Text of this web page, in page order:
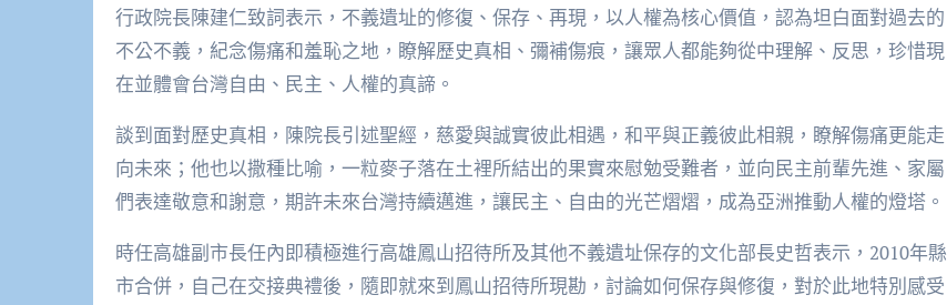
行政院長陳建仁致詞表示，不義遺址的修復、保存、再現，以人權為核心價值，認為坦白面對過去的
不公不義，紀念傷痛和羞恥之地，瞭解歷史真相、彌補傷痕，讓眾人都能夠從中理解、反思，珍惜現
在並體會台灣自由、民主、人權的真諦。
談到面對歷史真相，陳院長引述聖經，慈愛與誠實彼此相遇，和平與正義彼此相親，瞭解傷痛更能走
向未來；他也以撒種比喻，一粒麥子落在土裡所結出的果實來慰勉受難者，並向民主前輩先進、家屬
們表達敬意和謝意，期許未來台灣持續邁進，讓民主、自由的光芒熠熠，成為亞洲推動人權的燈塔。
時任高雄副市長任內即積極進行高雄鳳山招待所及其他不義遺址保存的文化部長史哲表示，2010年縣
市合併，自己在交接典禮後，隨即就來到鳳山招待所現勘，討論如何保存與修復，對於此地特別感受